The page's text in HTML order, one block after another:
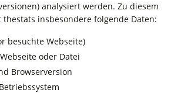
ana­ly­siert wer­den. Zu die­sem
the­stats ins­be­son­de­re fol­gen­de Daten:
besuch­te Webseite)
oder Datei
Browserversion